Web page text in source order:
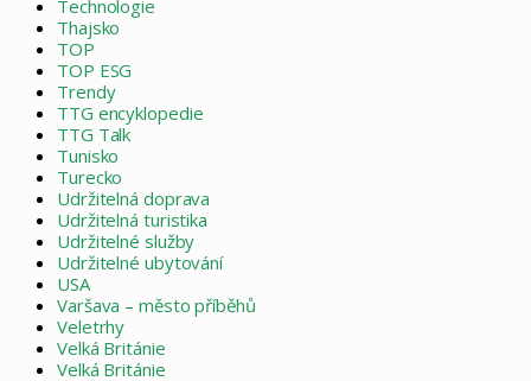
Technologie
Thajsko
TOP
TOP ESG
Trendy
TTG encyklopedie
TTG Talk
Tunisko
Turecko
Udržitelná doprava
Udržitelná turistika
Udržitelné služby
Udržitelné ubytování
USA
Varšava – město příběhů
Veletrhy
Velká Británie
Velká Británie